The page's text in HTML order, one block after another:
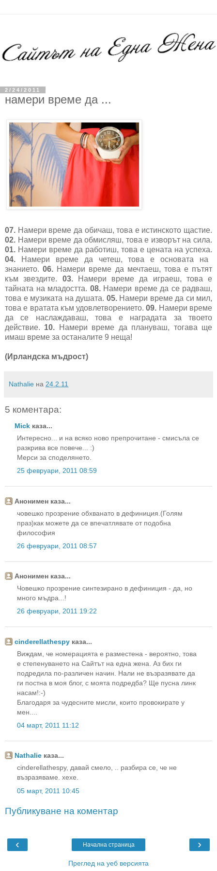
2/24/2011
намери време да ...
07. Намери време да обичаш, това е истинското щастие.
02. Намери време да обмисляш, това е изворът на сила.
01. Намери време да работиш, това е цената на успеха.
04. Намери време да четеш, това е основата на
знанието.06. Намери време да мечтаеш, това е пътят
към звездите. 03.Намери време да играеш, това е
тайната на младостта. 08.Намери време да сe радваш,
това е музиката на душата. 05.Намери време да си мил,
това е вратата към удовлетворението.09. Намери време
да се наслаждаваш, това е наградата за твоето
действие. 10. Намери време да плануваш, тогава ще
имаш време за останалите 9 неща!
(Ирландска мъдрост)
Nathalie на 24.2.11
5 коментара:
Mick каза...
Интересно... и на всяко ново препрочитане - смисъла се
разкрива все повече... :)
Мерси за споделянето.
25 февруари, 2011 08:59
Анонимен каза...
човешко прозрение обхванато в дефиниция.(Голям
праз)как можете да се впечатлявате от подобна
философия
26 февруари, 2011 08:57
Анонимен каза...
Човешко прозрение синтезирано в дефиниция - да, но
много мъдра...!
26 февруари, 2011 19:22
cinderellathespy каза...
Виждам, че номерацията е разместена - вероятно, това
е степенуването на Сайтът на една жена. Аз бих ги
подредила по-различен начин. Нали не възразявате да
ги постна в моя блог, с моята подредба? Ще пусна линк
насам!:-)
Благодаря за чудесните мисли, които провокирате у
мен....
04 март, 2011 11:12
Nathalie каза...
cinderellathespy, давай смело, .. разбира се, че не
възразяваме. хехе.
05 март, 2011 10:45
Публикуване на коментар
‹ ›
Начална страница
Преглед на уеб версията